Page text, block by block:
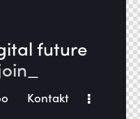
future​
j_
Kontakt